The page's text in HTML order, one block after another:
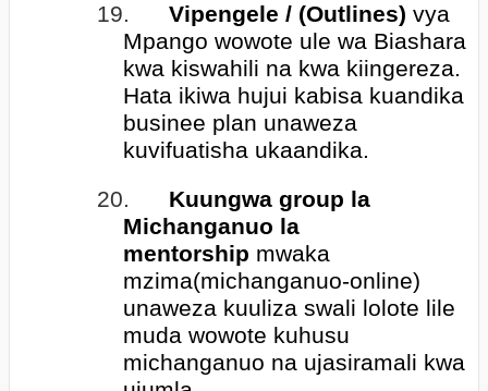
19.
Vipengele / (Outlines) vya
Mpango wowote ule wa Biashara
kwa kiswahili na kwa kiingereza.
Hata ikiwa hujui kabisa kuandika
businee plan unaweza
kuvifuatisha ukaandika.
20.
Kuungwa group la
Michanganuo la
mentorship mwaka
mzima(michanganuo-online)
unaweza kuuliza swali lolote lile
muda wowote kuhusu
michanganuo na ujasiramali kwa